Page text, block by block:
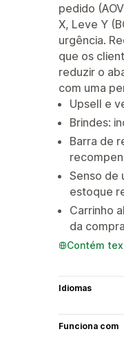
pedido
X, Leve Y
urgência.
que os
reduzir o
com uma
Upsell e
Brindes:
Barra de
Senso de
estoque
Carrinho
da
Contém
Idiomas
Funciona com